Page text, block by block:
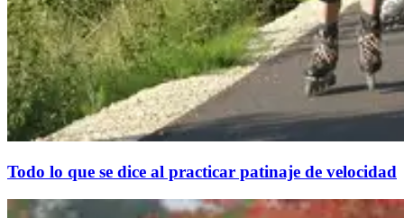
Todo lo que se dice al practicar patinaje de velocidad